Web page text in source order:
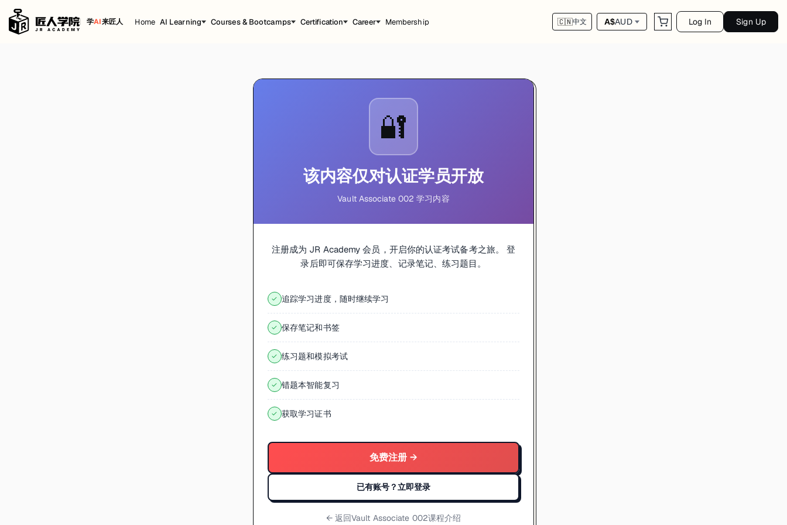
学AI来匠人 Home AI Learning Courses & Bootcamps Certification Career Membership 🇨🇳中文 A$AUD Log In Sign Up
🔐
该内容仅对认证学员开放
Vault Associate 002 学习内容
注册成为 JR Academy 会员，开启你的认证考试备考之旅。 登
录后即可保存学习进度、记录笔记、练习题目。
✓ 追踪学习进度，随时继续学习
✓ 保存笔记和书签
✓ 练习题和模拟考试
✓ 错题本智能复习
✓ 获取学习证书
免费注册 →
已有账号？立即登录
← 返回Vault Associate 002课程介绍